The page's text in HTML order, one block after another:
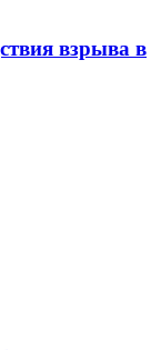
взрыва в